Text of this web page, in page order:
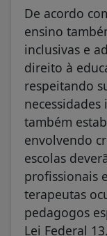
De acordo
ensino
inclusivas e
direito à
respeitando
também
envolvendo
escolas
profissionais
terapeutas
pedagogos
Lei Federal